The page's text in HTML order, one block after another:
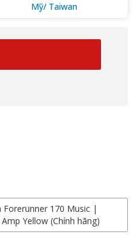
Mỹ/ Taiwan
Forerunner 170 Music |
Yellow (Chính hãng)